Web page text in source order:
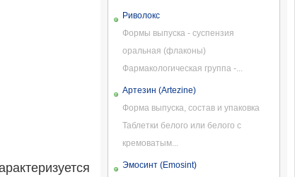
Риволокс
Формы выпуска - суспензия
оральная (флаконы)
Фармакологическая группа -...
Артезин (Artezine)
Форма выпуска, состав и упаковка
Таблетки белого или белого с
кремоватым...
Эмосинт (Emosint)